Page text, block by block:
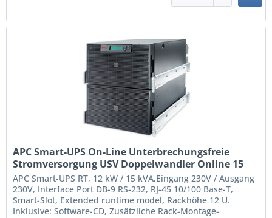
APC Smart-UPS On-Line Unterbrechungsfreie
Stromversorgung USV Doppelwandler Online 15
kVA 12000 W 8 AC-Ausgänge (SURT15KRMXLI)
APC Smart-UPS RT, 12 kW / 15 kVA,Eingang 230V / Ausgang
230V, Interface Port DB-9 RS-232, RJ-45 10/100 Base-T,
Smart-Slot, Extended runtime model, Rackhöhe 12 U.
Inklusive: Software-CD, Zusätzliche Rack-Montage-